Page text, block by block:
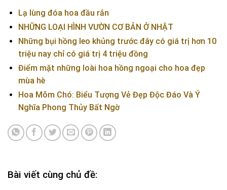
Lạ lùng đóa hoa đầu rắn
NHỮNG LOẠI HÌNH VƯỜN CƠ BẢN Ở NHẬT
Những bụi hồng leo khủng trước đây có giá trị hơn 10
triệu nay chỉ có giá trị 4 triệu đồng
Điểm mặt những loài hoa hồng ngoại cho hoa đẹp
mùa hè
Hoa Mõm Chó: Biểu Tượng Vẻ Đẹp Độc Đáo Và Ý
Nghĩa Phong Thủy Bất Ngờ
Bài viết cùng chủ đề: